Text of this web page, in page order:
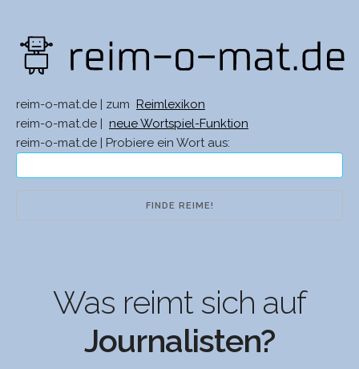
reim-o-mat.de | zum
Reimlexikon
reim-o-mat.de |
neue Wortspiel-Funktion
reim-o-mat.de | Probiere ein Wort aus:
Was reimt sich auf
Journalisten?